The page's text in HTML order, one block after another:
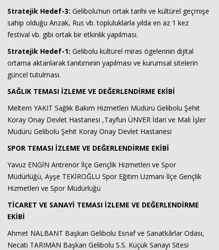
Stratejik Hedef-3: Gelibolu’nun ortak tarihi ve kültürel geçmişe
sahip olduğu Anzak, Rus vb. topluluklarla yılda en az 1 kez
festival vb. gibi ortak bir etkinlik yapılması.
Stratejik Hedef-1: Gelibolu kültürel miras ögelerinin dijital
ortama aktarılarak tanıtımının yapılması ve kurumsal sitelerin
güncel tutulması.
SAĞLIK TEMASI İZLEME VE DEĞERLENDİRME EKİBİ
Meltem YAKIT Sağlık Bakım Hizmetleri Müdürü Gelibolu Şehit
Koray Onay Devlet Hastanesi ,Tayfun ÜNVER İdari ve Mali İşler
Müdürü Gelibolu Şehit Koray Onay Devlet Hastanesi
SPOR TEMASI İZLEME VE DEĞERLENDİRME EKİBİ
Yavuz ENGİN Antrenör İlçe Gençlik Hizmetleri ve Spor
Müdürlüğü, Ayşe TEKİROĞLU Spor Eğitim Uzmanı İlçe Gençlik
Hizmetleri ve Spor Müdürlüğü
TİCARET VE SANAYİ TEMASI İZLEME VE DEĞERLENDİRME
EKİBİ
Ahmet NALBANT Başkan Gelibolu Esnaf ve Sanatkârlar Odası,
Necati TARIMAN Başkan Gelibolu S.S. Küçük Sanayi Sitesi